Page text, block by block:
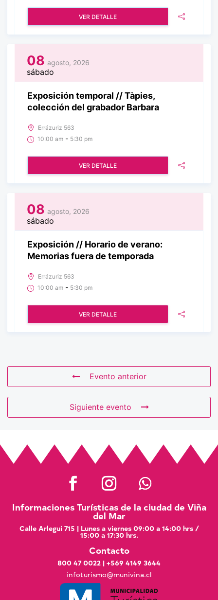
VER DETALLE
08 agosto, 2026
sábado
Exposición temporal // Tàpies,
colección del grabador Barbara
Errázuriz 563
10:00 am - 5:30 pm
VER DETALLE
08 agosto, 2026
sábado
Exposición // Horario de verano:
Memorias fuera de temporada
Errázuriz 563
10:00 am - 5:30 pm
VER DETALLE
Evento anterior
Siguiente evento
Informaciones Turísticas de la ciudad de Viña
del Mar
Calle Arlegui 715 | Lunes a viernes 09:00 a 14:00 hrs /
15:00 a 17:30 hrs.
Contacto
800 47 0022 | +569 4149 3644
infoturismo@munivina.cl